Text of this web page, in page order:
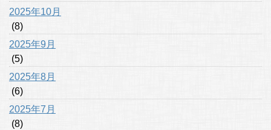
2025年10月
(8)
2025年9月
(5)
2025年8月
(6)
2025年7月
(8)